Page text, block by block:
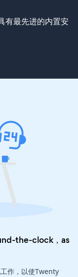
有最先进的内置安
the-clock，as
作，以使Twenty